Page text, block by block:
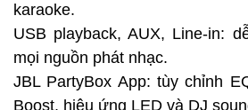
karaoke.
USB playback, AUX, Line-in:
mọi nguồn phát nhạc.
JBL PartyBox App: tùy chỉnh
Boost, hiệu ứng LED và DJ